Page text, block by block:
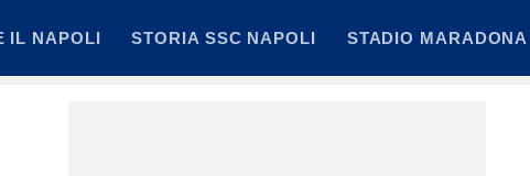
IL NAPOLI STORIA SSC NAPOLI STADIO MARADONA